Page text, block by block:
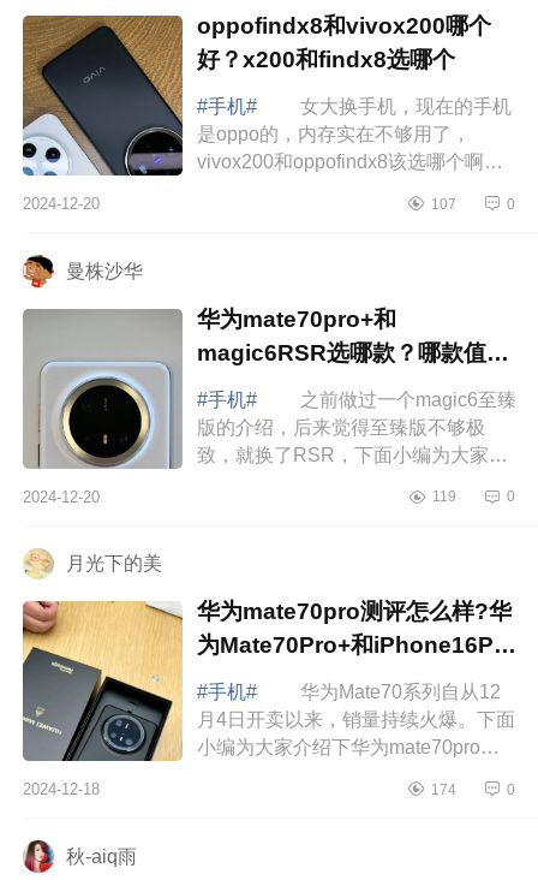
oppofindx8和vivox200哪个
好？x200和findx8选哪个
#手机#
女大换手机，现在的手机
是oppo的，内存实在不够用了，
vivox200和oppofindx8该选哪个啊，
oppofindx8和vivox200哪个好？x200
2024-12-20 107 0
曼株沙华
华为mate70pro+和
magic6RSR选哪款？哪款值得
入手
#手机#
之前做过一个magic6至臻
版的介绍，后来觉得至臻版不够极
致，就换了RSR，下面小编为大家介
选哪款？哪款值得入手 华为
2024-12-20 119 0
月光下的美
华为mate70pro测评怎么样?华
为Mate70Pro+和iPhone16Pro
哪款拍照好
#手机#
华为Mate70系列自从12
月4日开卖以来，销量持续火爆。下面
小编为大家介绍下华为mate70pro测
iPhone16Pro哪款拍照好 华为
2024-12-18 174 0
秋-aiq雨